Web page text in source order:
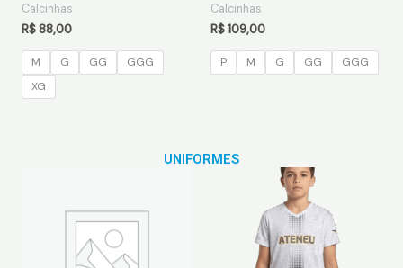
Calcinhas
R$88,00
M G GG
GGG
XG
Calcinhas
R$109,00
P M G GG GGG
UNIFORMES
through
R$ 67,30
through
R$ 69,60